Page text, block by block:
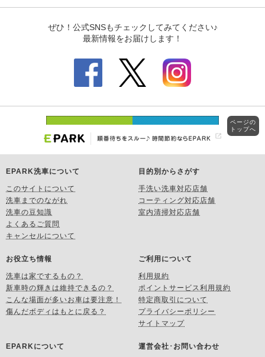
EPARK洗車について
このサイトについて
洗車までのながれ
洗車の豆知識
よくあるご質問
キャンセルについて
目的別からさがす
手洗い洗車対応店舗
コーティング対応店舗
室内清掃対応店舗
お役立ち情報
洗車は家でするもの？
新車時の輝きは維持できるの？
こんな場面が多いお車は要注意！
傷んだボディはもとに戻る？
ご利用について
利用規約
ポイントサービス利用規約
特定商取引について
プライバシーポリシー
サイトマップ
EPARKについて 運営会社･お問い合わせ
ページの
トップへ